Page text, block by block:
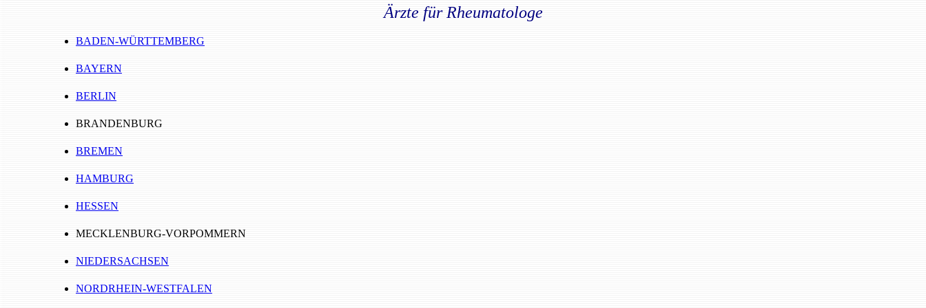
Ärzte für Rheumatologe
BADEN-WÜRTTEMBERG
BAYERN
BERLIN
BRANDENBURG
BREMEN
HAMBURG
HESSEN
MECKLENBURG-VORPOMMERN
NIEDERSACHSEN
NORDRHEIN-WESTFALEN